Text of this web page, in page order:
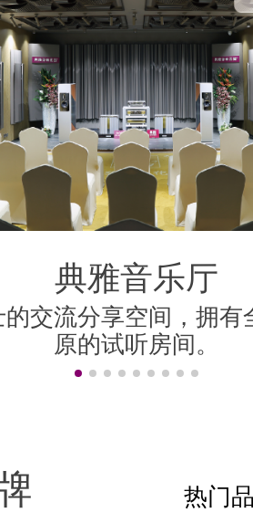
香港房
简洁、宁静的听音室设
至三人的听音环境。
典雅音乐厅
的交流分享空间，拥有
原的试听房间。
影院房
Atmos、DTS:X、
技术，精准声画移动效
米兰房
各异的声学房，拥有
，都以无损声学处理方
伦敦房
是保持英式贵族风格，
居大厅无异。
上海房
风格，置身其中，轻啜
的乐韵中悠然自得！
柏林房
，全房建材主要用白雪
国式建筑线条图案，
非常时尚。
纽约房
计，房间的音频响应
的。
好莱坞房
的AV视听器材，营造
效果。
香港房
简洁、宁静的听音室设
至三人的听音环境。
典雅音乐厅
的交流分享空间，拥有
原的试听房间。
热门